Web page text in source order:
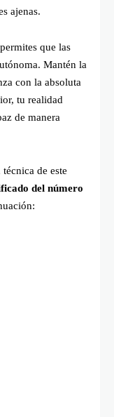
ajenas.
que las
Mantén la
con la absoluta
tu realidad
de manera
de este
del número